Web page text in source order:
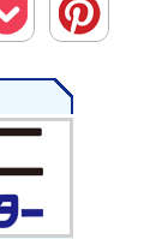
est